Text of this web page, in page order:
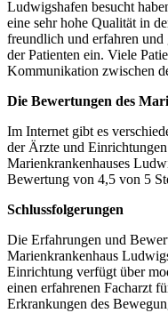
Ludwigshafen besucht
eine sehr hohe Qualität in
freundlich und erfahren
der Patienten ein. Viele
Kommunikation zwischen
Die Bewertungen des
Im Internet gibt es
der Ärzte und
Marienkrankenhauses
Bewertung von 4,5 von 5
Schlussfolgerungen
Die Erfahrungen und
Marienkrankenhaus
Einrichtung verfügt über
einen erfahrenen Facharzt
Erkrankungen des